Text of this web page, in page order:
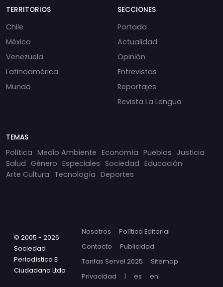
TERRITORIOS
Chile
México
Venezuela
Latinoamérica
Mundo
SECCIONES
Portada
Actualidad
Opinión
Entrevistas
Reportajes
Revista La Lengua
TEMAS
Política Medio Ambiente Economía Pueblos Justicia
Salud Género Especiales Sociedad Educación
Arte Cultura Tecnología Deportes
© 2005 - 2026
Sociedad
Periodística El
Ciudadano Ltda
Nosotros
Política Editorial
Contacto
Publicidad
Tarifas Servel 2025
Sitemap
Privacidad
| es en